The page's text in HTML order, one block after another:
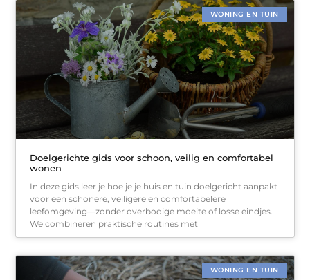
WONING EN TUIN
Doelgerichte gids voor schoon, veilig en comfortabel
wonen
In deze gids leer je hoe je je huis en tuin doelgericht aanpakt
voor een schonere, veiligere en comfortabelere
leefomgeving—zonder overbodige moeite of losse eindjes.
We combineren praktische routines met
WONING EN TUIN